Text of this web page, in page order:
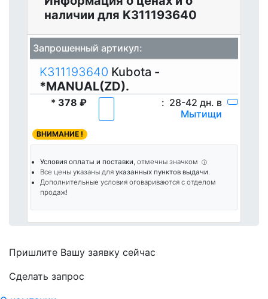
наличии для K311193640
Запрошенный артикул:
K311193640 Kubota -
*MANUAL(ZD).
* 378 ₽ : 28-42 дн. в
Мытищи
ВНИМАНИЕ !
Условия оплаты и поставки, отмечны значком ⓘ
Все цены указаны для указанных пунктов выдачи.
Дополнительные условия оговариваются с отделом
продаж!
Пришлите Вашу заявку сейчас
Cделать запрос